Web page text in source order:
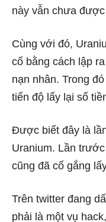
này vẫn chưa
Cùng với đó,
cố bằng cách lập
nạn nhân. Trong
tiến độ lấy lại số
Được biết đây là
Uranium. Lần
cũng đã cố gắng
Trên twitter đang
phải là một vụ